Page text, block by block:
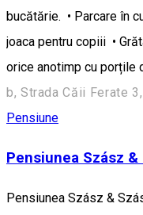
bucătărie. • Parcare în
joaca pentru copiii •
orice anotimp cu porțile
b, Strada Căii Ferate
Pensiune
Pensiunea Szász &
Pensiunea Szász &